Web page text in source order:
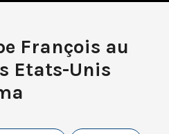
François au
Etats-Unis